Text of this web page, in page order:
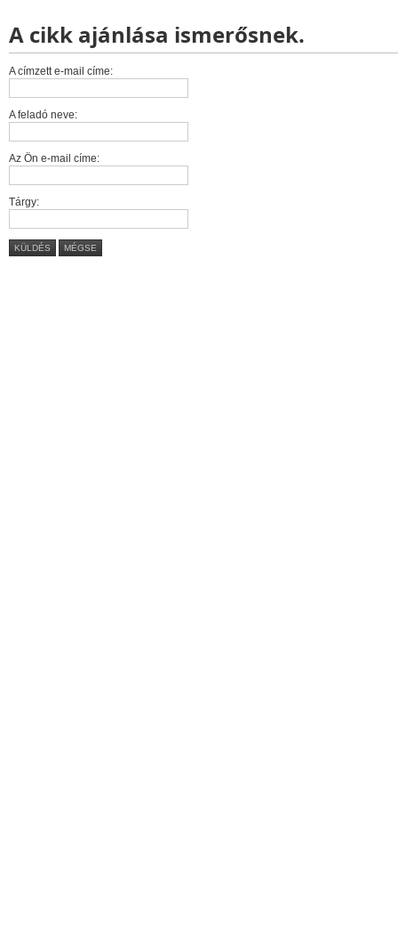
A cikk ajánlása ismerősnek.
A címzett e-mail címe:
A feladó neve:
Az Ön e-mail címe:
Tárgy:
KÜLDÉS MÉGSE